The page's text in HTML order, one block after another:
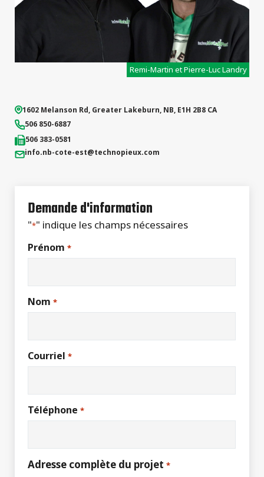
commerciaux
Remi-Martin et Pierre-Luc Landry
1602 Melanson Rd, Greater Lakeburn, NB, E1H 2B8 CA
506 850-6887
506 383-0581
info.nb-cote-est@technopieux.com
Demande d'information
"*" indique les champs nécessaires
Prénom *
Nom *
Courriel *
Téléphone *
Adresse complète du projet *